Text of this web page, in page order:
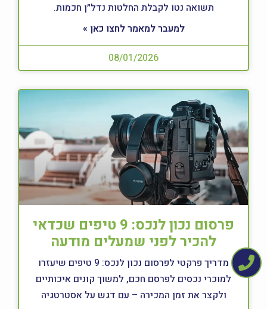
תשואה נטו לקבלת החלטות נדל״ן חכמות.
למעבר למאמר לחצו כאן »
08/01/2026
פרסום נכון לנכס: 9 טיפים שכדאי
להכיר לפני שמעלים מודעה
מדריך פרקטי לפרסום נכון לנכס: 9 טיפים שיעזרו
למוכרי נכסים לפרסם חכם, למשוך קונים איכותיים
ולקצר את זמן המכירה – עם דגש על אסטרטגיה